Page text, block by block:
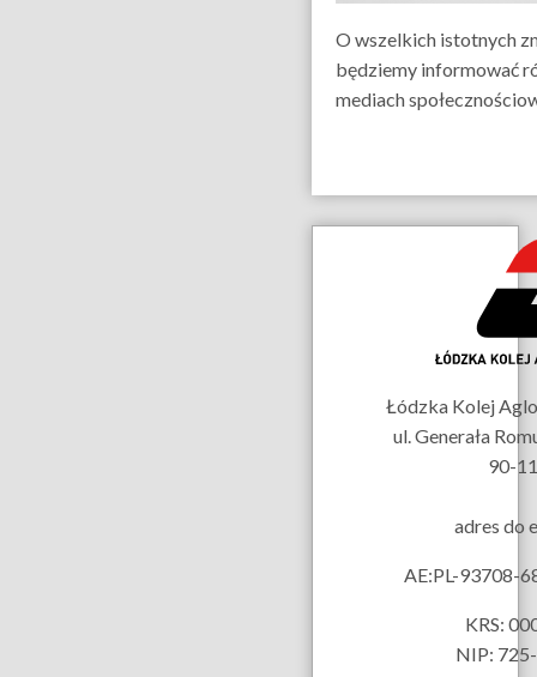
O wszelkich istotnych
będziemy informować
mediach
kontaktowe
Łódzka Kolej
ul. Generała
90-
adres do
AE:PL-93708-
KRS:
NIP: